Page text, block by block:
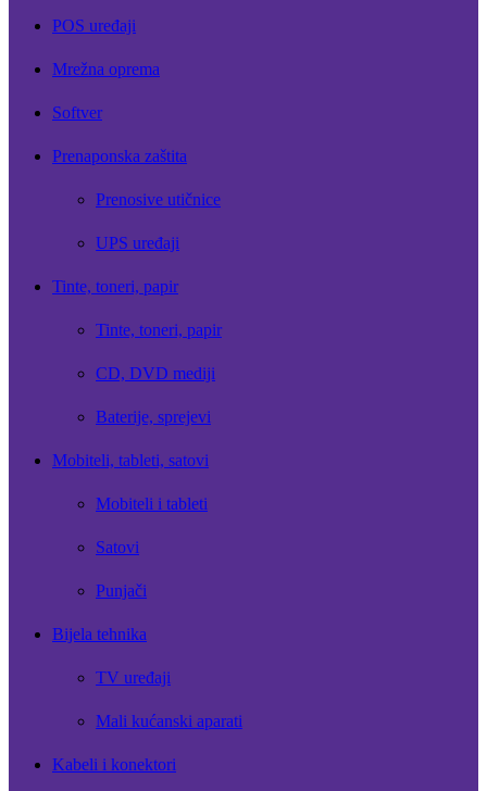
POS uređaji
Mrežna oprema
Softver
Prenaponska zaštita
Prenosive utičnice
UPS uređaji
Tinte, toneri, papir
Tinte, toneri, papir
CD, DVD mediji
Baterije, sprejevi
Mobiteli, tableti, satovi
Mobiteli i tableti
Satovi
Punjači
Bijela tehnika
TV uređaji
Mali kućanski aparati
Kabeli i konektori